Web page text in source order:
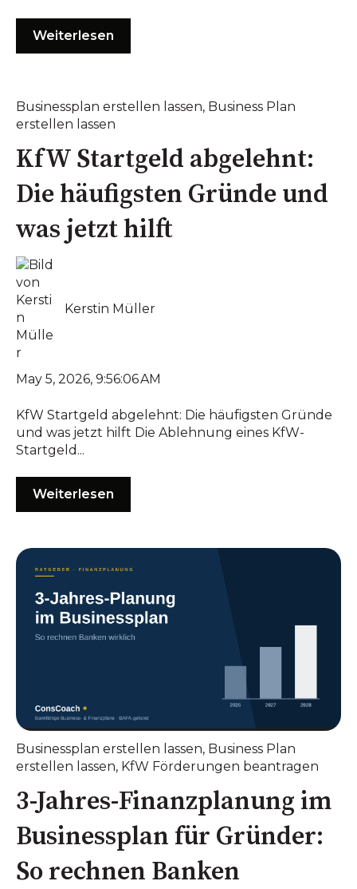
Weiterlesen
Businessplan erstellen lassen, Business Plan
erstellen lassen
KfW Startgeld abgelehnt:
Die häufigsten Gründe und
was jetzt hilft
Kerstin Müller
May 5, 2026, 9:56:06 AM
KfW Startgeld abgelehnt: Die häufigsten Gründe
und was jetzt hilft Die Ablehnung eines KfW-
Startgeld...
Weiterlesen
Businessplan erstellen lassen, Business Plan
erstellen lassen, KfW Förderungen beantragen
3-Jahres-Finanzplanung im
Businessplan für Gründer:
So rechnen Banken